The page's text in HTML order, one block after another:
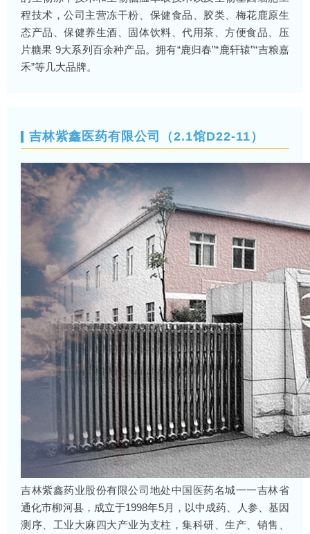
程技术，公司主营冻干粉、保健食品、胶类、梅花鹿原生
态产品、保健养生酒、固体饮料、代用茶、方便食品、压
片糖果 9大系列百余种产品。拥有“鹿归春”“鹿轩辕”“吉粮嘉
禾”等几大品牌。
吉林紫鑫医药有限公司（2.1馆D22-11）
吉林紫鑫药业股份有限公司地处中国医药名城一一吉林省
通化市柳河县，成立于1998年5月，以中成药、人参、基因
测序、工业大麻四大产业为支柱，集科研、生产、销售、